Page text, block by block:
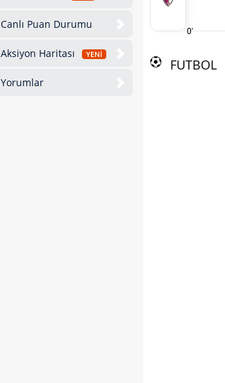
Canlı Puan Durumu
Aksiyon Haritası YENİ
Yorumlar
0'
FUTBOL